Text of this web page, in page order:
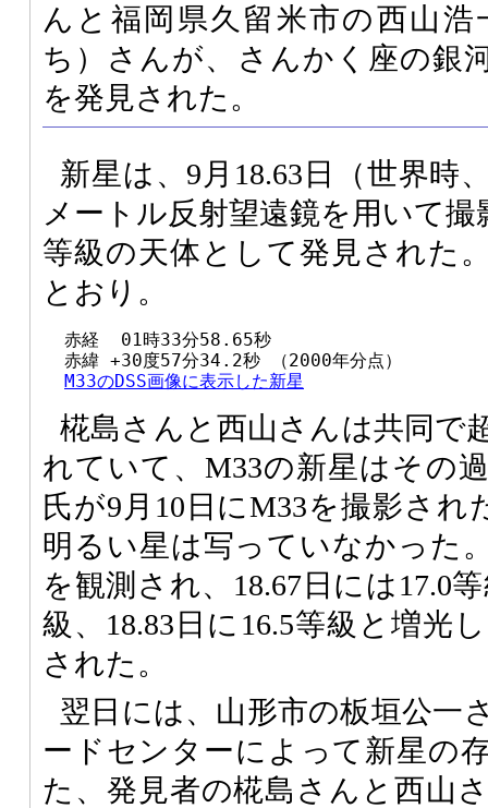
んと福岡県久留米市の西山
ち）さんが、さんかく座の銀
を発見された。
新星は、9月18.63日（世界時
メートル反射望遠鏡を用いて
等級の天体として発見された
とおり。
  赤経  01時33分58.65秒
  赤緯 +30度57分34.2秒 （2000年分点）
M33のDSS画像に表示した新星
椛島さんと西山さんは共同で
れていて、M33の新星はその
氏が9月10日にM33を撮影され
明るい星は写っていなかった
を観測され、18.67日には17.0
級、18.83日に16.5等級と増光
された。
翌日には、山形市の板垣公一
ードセンターによって新星の
た、発見者の椛島さんと西山